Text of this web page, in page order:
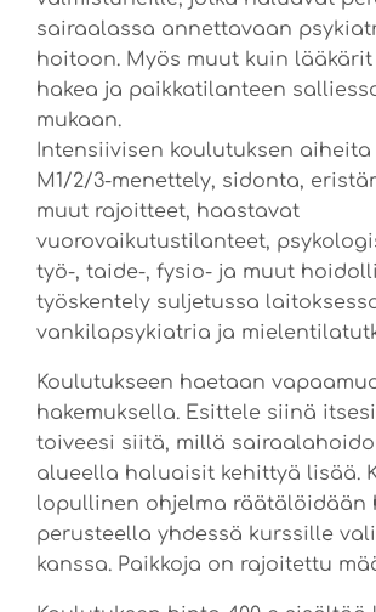
sairaalassa annettavaan
hoitoon. Myös muut kuin
hakea ja paikkatilanteen
mukaan.
Intensiivisen koulutuksen aiheita
M1/2/3-menettely, sidonta,
muut rajoitteet, haastavat
vuorovaikutustilanteet,
työ-, taide-, fysio- ja muut
työskentely suljetussa
vankilapsykiatria ja
Koulutukseen haetaan
hakemuksella. Esittele siinä
toiveesi siitä, millä
alueella haluaisit kehittyä lisää.
lopullinen ohjelma räätälöidään
perusteella yhdessä kurssille
kanssa. Paikkoja on rajoitettu